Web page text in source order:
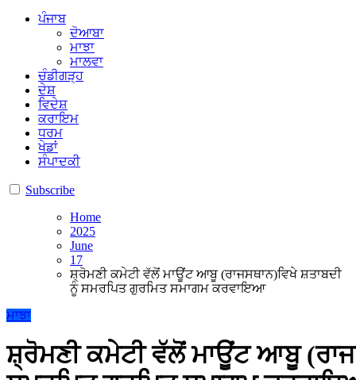
ਪੰਜਾਬ
ਦੋਆਬਾ
ਮਾਝਾ
ਮਾਲਵਾ
ਚੰਡੀਗੜ੍ਹ
ਦੇਸ਼
ਵਿਦੇਸ਼
ਕਰਾਇਮ
ਧਰਮ
ਖੇਡਾਂ
ਸੰਪਾਦਕੀ
Subscribe
Home
2025
June
17
ਸ਼੍ਰੋਮਣੀ ਕਮੇਟੀ ਵੱਲੋਂ ਮਾਊਂਟ ਆਬੂ (ਰਾਜਸਥਾਨ)ਵਿਖੇ ਸ਼ਤਾਬਦੀ
ਨੂੰ ਸਮਰਪਿਤ ਗੁਰਮਿਤ ਸਮਾਗਮ ਕਰਵਾਇਆ
ਮਾਝਾ
ਸ਼੍ਰੋਮਣੀ ਕਮੇਟੀ ਵੱਲੋਂ ਮਾਊਂਟ ਆਬੂ